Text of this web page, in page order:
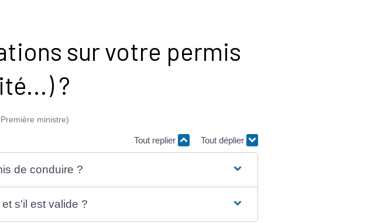
sur votre permis
?
ministre)
Tout replier Tout déplier
de conduire ?
s'il est valide ?